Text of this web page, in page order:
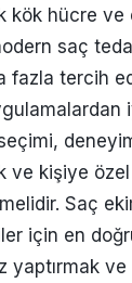
kök hücre ve
saç
fazla tercih
ve kişiye
Saç
için en
yaptırmak ve